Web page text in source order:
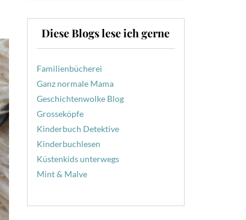
Diese Blogs lese ich gerne
Familienbücherei
Ganz normale Mama
Geschichtenwolke Blog
Grosseköpfe
Kinderbuch Detektive
Kinderbuchlesen
Küstenkids unterwegs
Mint & Malve